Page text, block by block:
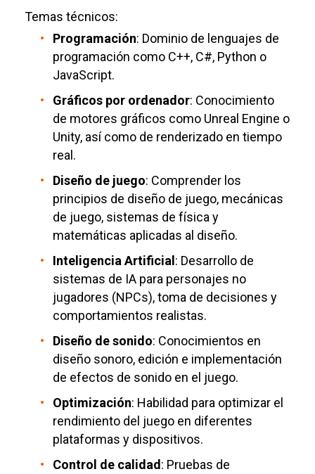
Temas técnicos:
Programación: Dominio de lenguajes de
programación como C++, C#, Python o
JavaScript.
Gráficos por ordenador: Conocimiento
de motores gráficos como Unreal Engine o
Unity, así como de renderizado en tiempo
real.
Diseño de juego: Comprender los
principios de diseño de juego, mecánicas
de juego, sistemas de física y
matemáticas aplicadas al diseño.
Inteligencia Artificial: Desarrollo de
sistemas de IA para personajes no
jugadores (NPCs), toma de decisiones y
comportamientos realistas.
Diseño de sonido: Conocimientos en
diseño sonoro, edición e implementación
de efectos de sonido en el juego.
Optimización: Habilidad para optimizar el
rendimiento del juego en diferentes
plataformas y dispositivos.
Control de calidad: Pruebas de